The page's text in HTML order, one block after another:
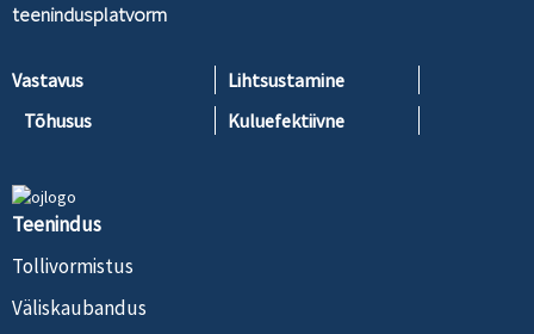
teenindusplatvorm
Vastavus
Lihtsustamine
Tõhusus
Kuluefektiivne
Teenindus
Tollivormistus
Väliskaubandus